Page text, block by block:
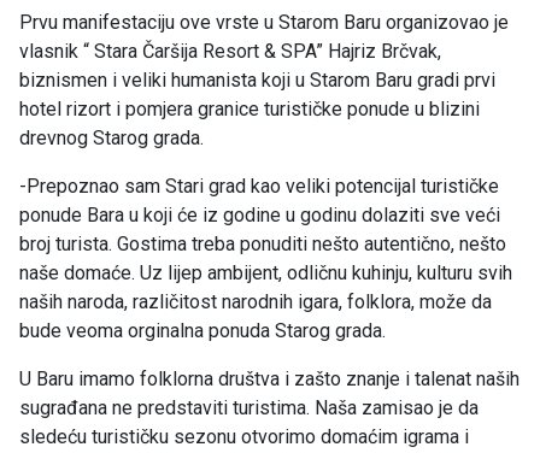
Prvu manifestaciju ove vrste u Starom Baru organizovao je
vlasnik “ Stara Čaršija Resort & SPA” Hajriz Brčvak,
biznismen i veliki humanista koji u Starom Baru gradi prvi
hotel rizort i pomjera granice turističke ponude u blizini
drevnog Starog grada.
-Prepoznao sam Stari grad kao veliki potencijal turističke
ponude Bara u koji će iz godine u godinu dolaziti sve veći
broj turista. Gostima treba ponuditi nešto autentično, nešto
naše domaće. Uz lijep ambijent, odličnu kuhinju, kulturu svih
naših naroda, različitost narodnih igara, folklora, može da
bude veoma orginalna ponuda Starog grada.
U Baru imamo folklorna društva i zašto znanje i talenat naših
sugrađana ne predstaviti turistima. Naša zamisao je da
sledeću turističku sezonu otvorimo domaćim igrama i